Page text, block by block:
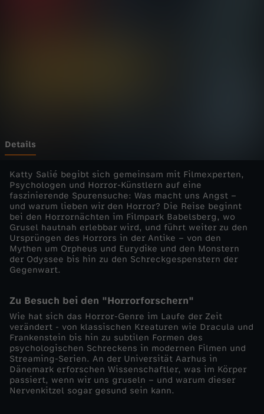
i
n
a
t
i
n
"
H
Details
Katty Salié begibt sich gemeinsam mit Filmexperten,
Psychologen und Horror-Künstlern auf eine
faszinierende Spurensuche: Was macht uns Angst –
und warum lieben wir den Horror? Die Reise beginnt
bei den Horrornächten im Filmpark Babelsberg, wo
Grusel hautnah erlebbar wird, und führt weiter zu den
Ursprüngen des Horrors in der Antike – von den
Mythen um Orpheus und Eurydike und den Monstern
der Odyssee bis hin zu den Schreckgespenstern der
Gegenwart.
Zu Besuch bei den "Horrorforschern"
Wie hat sich das Horror-Genre im Laufe der Zeit
verändert - von klassischen Kreaturen wie Dracula und
Frankenstein bis hin zu subtilen Formen des
psychologischen Schreckens in modernen Filmen und
Streaming-Serien. An der Universität Aarhus in
Dänemark erforschen Wissenschaftler, was im Körper
passiert, wenn wir uns gruseln – und warum dieser
Nervenkitzel sogar gesund sein kann.